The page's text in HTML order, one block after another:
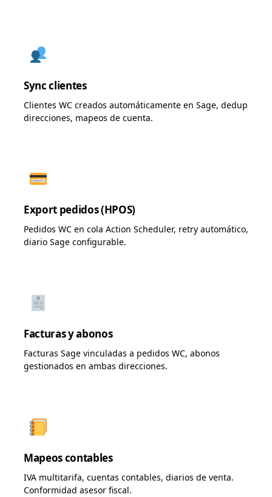
Sync clientes
Clientes WC creados automáticamente en Sage, dedup
direcciones, mapeos de cuenta.
Export pedidos (HPOS)
Pedidos WC en cola Action Scheduler, retry automático,
diario Sage configurable.
Facturas y abonos
Facturas Sage vinculadas a pedidos WC, abonos
gestionados en ambas direcciones.
Mapeos contables
IVA multitarifa, cuentas contables, diarios de venta.
Conformidad asesor fiscal.